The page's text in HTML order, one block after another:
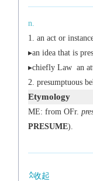
n.
an act or
▸an idea that is
▸chiefly Law an
presumptuous
Etymology
ME: from OFr.
PRESUME).
收起